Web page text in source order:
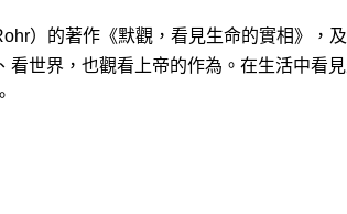
）的著作《默觀，看見生命的實相》，
世界，也觀看上帝的作為。在生活中看